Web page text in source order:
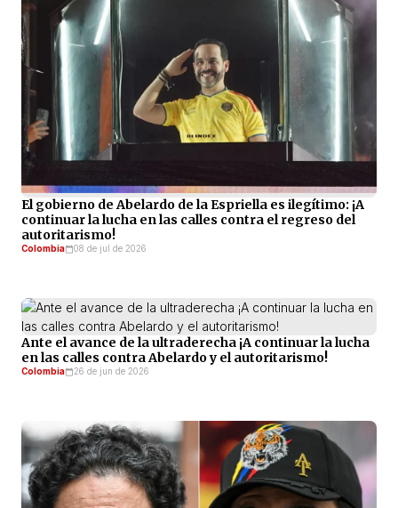
El gobierno de Abelardo de la Espriella es ilegítimo: ¡A
continuar la lucha en las calles contra el regreso del
autoritarismo!
Colombia 08 de jul de 2026
Ante el avance de la ultraderecha ¡A continuar la lucha
en las calles contra Abelardo y el autoritarismo!
Colombia 26 de jun de 2026